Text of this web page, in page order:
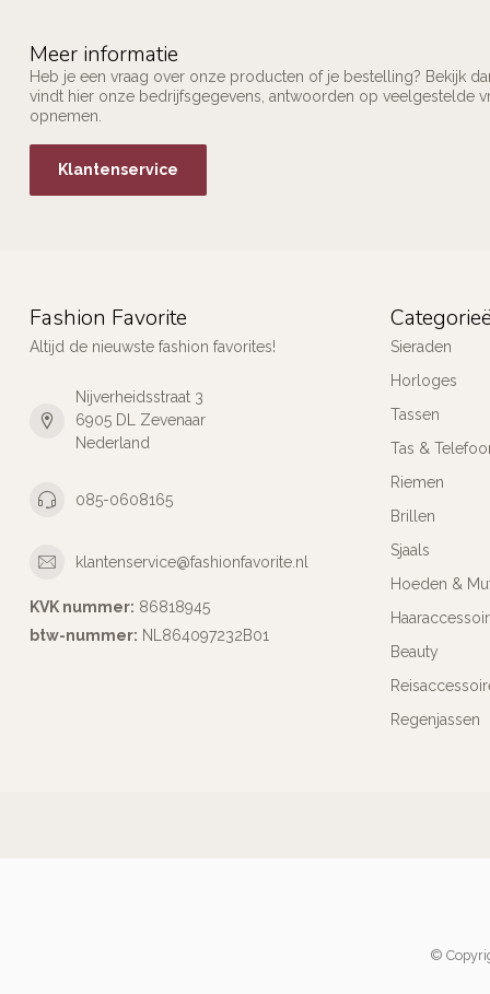
Meer informatie
Heb je een vraag over onze producten of je bestelling? Bekijk
vindt hier onze bedrijfsgegevens, antwoorden op veelgestelde
opnemen.
Klantenservice
Fashion Favorite
Altijd de nieuwste fashion favorites!
Nijverheidsstraat 3
6905 DL Zevenaar
Nederland
085-0608165
klantenservice@fashionfavorite.nl
KVK nummer: 86818945
btw-nummer: NL864097232B01
Sieraden
Horloges
Tassen
Tas &
Riemen
Brillen
Sjaals
Hoeden &
Beauty
Regenjassen
©